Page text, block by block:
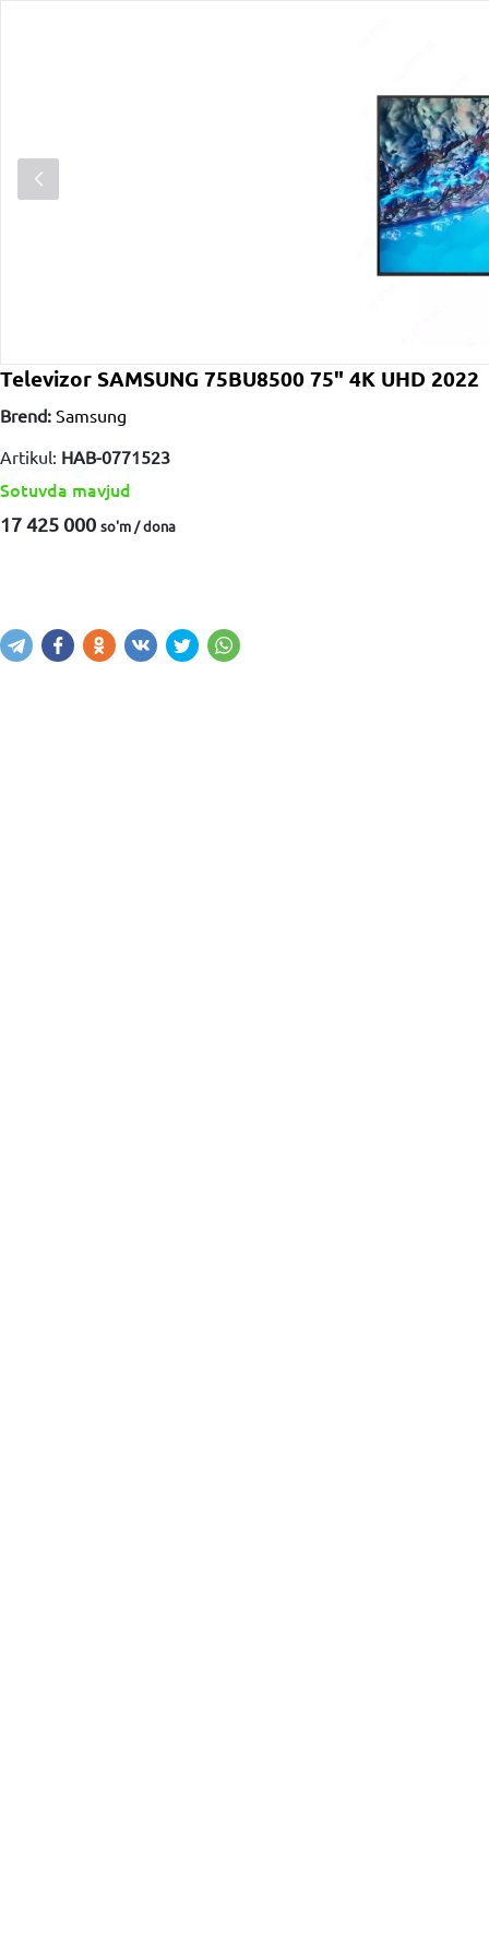
Televizor SAMSUNG 75BU8500 75" 4K UHD 2022
Brend: Samsung
Artikul: HAB-0771523
Sotuvda mavjud
17 425 000 so'm / dona